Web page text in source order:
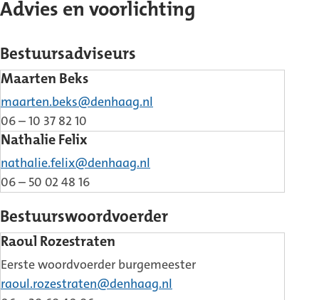
Advies en voorlichting
Bestuursadviseurs
Maarten Beks
maarten.beks@denhaag.nl
06 – 10 37 82 10
Nathalie Felix
nathalie.felix@denhaag.nl
06 – 50 02 48 16
Bestuurswoordvoerder
Raoul Rozestraten
Eerste woordvoerder burgemeester
raoul.rozestraten@denhaag.nl